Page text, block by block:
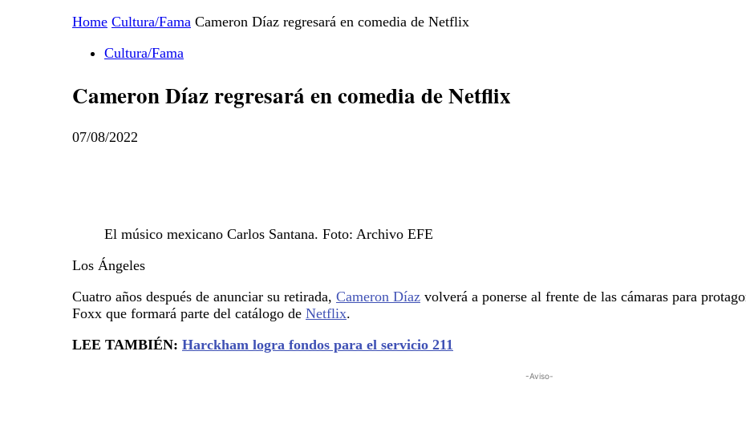
Home Cultura/Fama Cameron Díaz regresará en comedia de Netflix
Cultura/Fama
Cameron Díaz regresará en comedia de Netflix
07/08/2022
El músico mexicano Carlos Santana. Foto: Archivo EFE
Los Ángeles
Cuatro años después de anunciar su retirada, Cameron Díaz volverá a ponerse al frente de las cámaras para
Foxx que formará parte del catálogo de Netflix.
LEE TAMBIÉN: Harckham logra fondos para el servicio 211
-Aviso-